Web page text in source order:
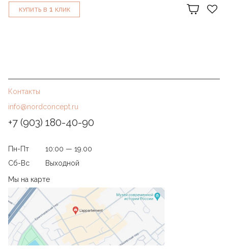
КУПИТЬ В 1 КЛИК
Контакты
info@nordconcept.ru
+7 (903) 180-40-90
Пн-Пт
10:00 — 19.00
Сб-Вс
Выходной
Мы на карте